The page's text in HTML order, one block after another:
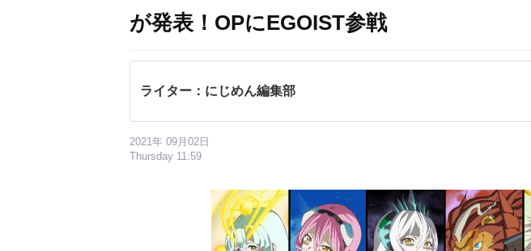
が発表！OPにEGOIST参戦
ライター：にじめん編集部
2021年 09月02日
Thursday 11:59